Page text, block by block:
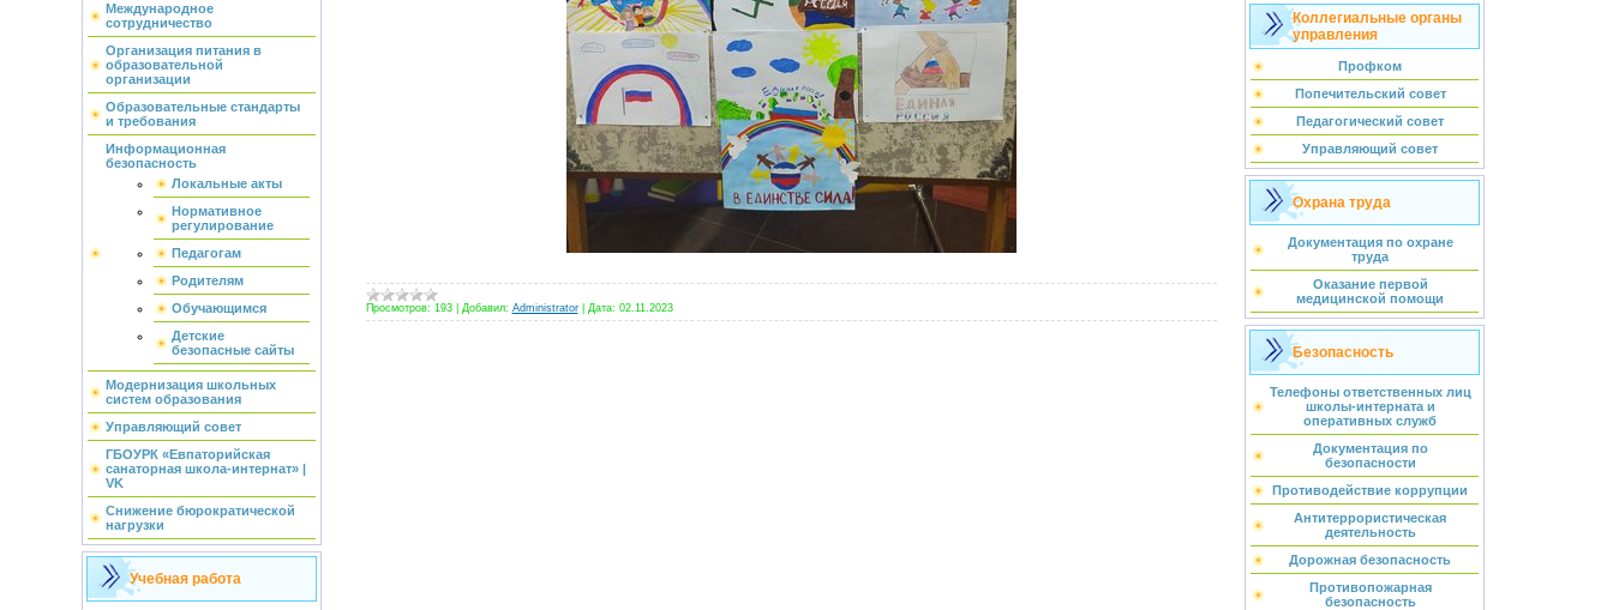
Международное
сотрудничество
Организация питания в
образовательной
организации
Образовательные стандарты
и требования
Информационная
безопасность
Локальные акты
Нормативное
регулирование
Педагогам
Родителям
Обучающимся
Детские
безопасные сайты
Модернизация школьных
систем образования
Управляющий совет
ГБОУРК «Евпаторийская
санаторная школа-интернат» |
VK
Снижение бюрократической
нагрузки
Учебная работа
Просмотров: 193 Добавил: Administrator Дата: 02.11.2023
Коллегиальные органы
управления
Профком
Попечительский совет
Педагогический совет
Управляющий совет
Охрана труда
Документация по охране
труда
Оказание первой
медицинской помощи
Безопасность
Телефоны ответственных лиц
школы-интерната и
оперативных служб
Документация по
безопасности
Противодействие коррупции
Антитеррористическая
деятельность
Дорожная безопасность
Противопожарная
безопасность